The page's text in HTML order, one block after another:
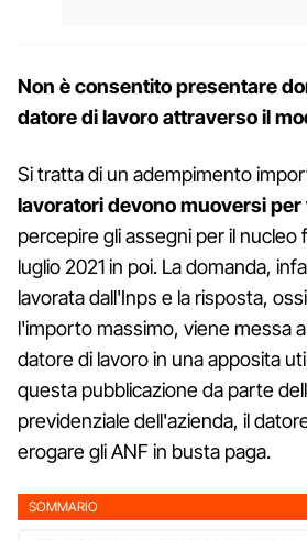
Non è consentito presentare
datore di lavoroattraverso il
Si tratta di un adempimento
lavoratori devono muoversi per
percepire gli assegni per il nucleo
luglio 2021 in poi. La domanda,
lavorata dall'Inps e la risposta,
l'importo massimo, viene messa
datore di lavoro in una apposita
questa pubblicazione da parte
previdenziale dell'azienda, il
erogare gli ANF in busta paga.
SOMMARIO